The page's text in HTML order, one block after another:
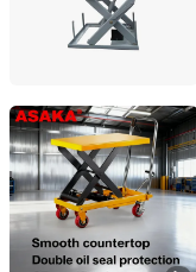
Zhi Xing Machinery
Zhejiang, China